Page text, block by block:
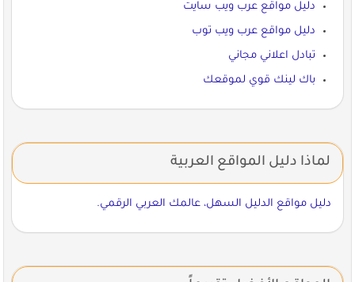
دليل مواقع عرب ويب سايت
دليل مواقع عرب ويب توب
تبادل اعلاني مجاني
باك لينك قوي لموقعك
لماذا دليل المواقع العربية
دليل مواقع الدليل السهل، عالمك العربي الرقمي.